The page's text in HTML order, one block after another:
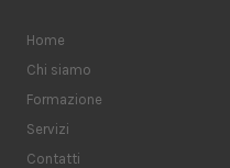
Home
Chi siamo
Formazione
Servizi
Contatti